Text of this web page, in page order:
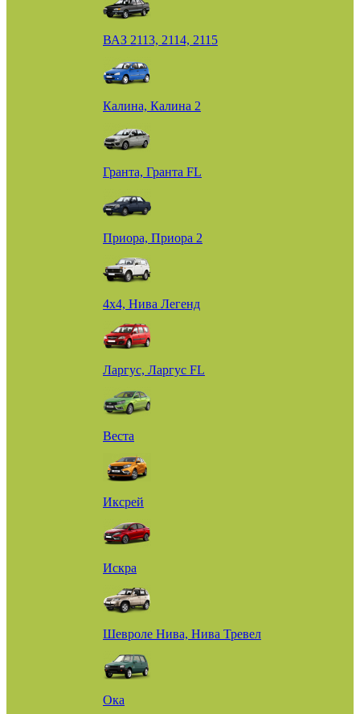
ВАЗ 2113, 2114, 2115
Калина, Калина 2
Гранта, Гранта FL
Приора, Приора 2
4х4, Нива Легенд
Ларгус, Ларгус FL
Веста
Иксрей
Искра
Шевроле Нива, Нива Тревел
Ока